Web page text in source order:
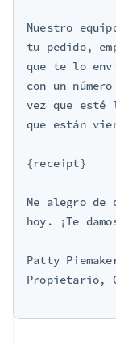
Nuestro
tu pedido,
que te lo
con un
vez que
que están
{receipt}
Me alegro de
hoy. ¡Te
Patty
Propietario,